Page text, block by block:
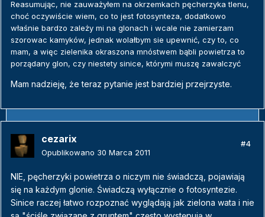
Reasumując, nie zauważyłem na okrzemkach pęcherzyka tlenu,
choć oczywiście wiem, co to jest fotosynteza, dodatkowo
właśnie bardzo zależy mi na glonach i wcale nie zamierzam
szorowac kamyków, jednak wolałbym sie upewnić, czy to, co
mam, a więc zielenika okraszona mnóstwem bąbli powietrza to
porządany glon, czy niestety sinice, którymi muszę zawalczyć
Mam nadzieję, że teraz pytanie jest bardziej przejrzyste.
cezarix
Opublikowano 30 Marca 2011
#4
NIE, pęcherzyki powietrza o niczym nie świadczą, pojawiają
się na każdym glonie. Świadczą wyłącznie o fotosyntezie.
Sinice raczej łatwo rozpoznać wyglądają jak zielona wata i nie